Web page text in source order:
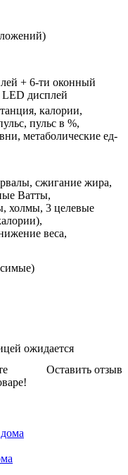
+ 6-ти оконный
дисплей
калории,
пульс в %,
метаболические ед-
сжигание жира,
Ватты,
холмы, 3 целевые
веса,
ожидается
Оставить отзыв